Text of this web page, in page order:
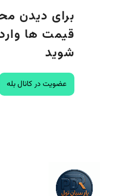
برای دیدن
قیمت ها
شوید
عضویت در کانال بله